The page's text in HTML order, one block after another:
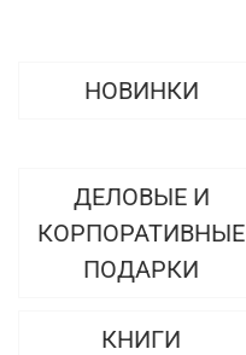
НОВИНКИ
ДЕЛОВЫЕ И
КОРПОРАТИВНЫЕ
ПОДАРКИ
КНИГИ